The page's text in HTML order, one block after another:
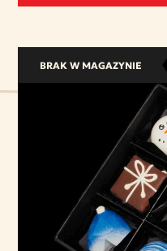
BRAK W MAGAZYNIE